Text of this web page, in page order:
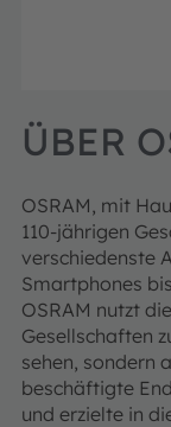
ÜBER
OSRAM, mit
110-jährigen
verschiedenste
Smartphones
OSRAM nutzt
Gesellschaften
sehen, sondern
beschäftigte
und erzielte in